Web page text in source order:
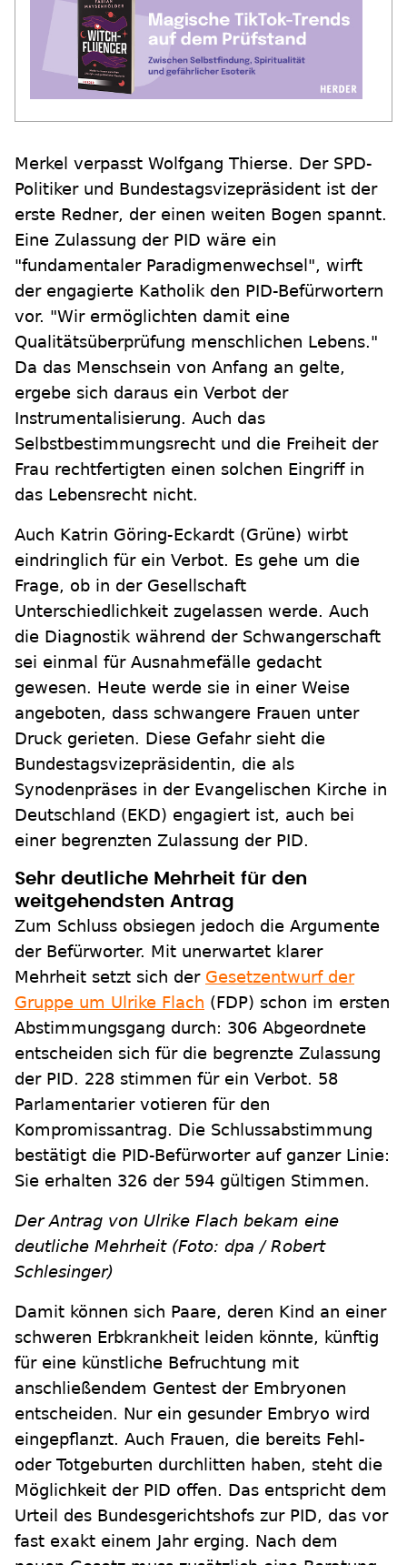
Merkel verpasst Wolfgang Thierse. Der SPD-
Politiker und Bundestagsvizepräsident ist der
erste Redner, der einen weiten Bogen spannt.
Eine Zulassung der PID wäre ein
"fundamentaler Paradigmenwechsel", wirft
der engagierte Katholik den PID-Befürwortern
vor. "Wir ermöglichten damit eine
Qualitätsüberprüfung menschlichen Lebens."
Da das Menschsein von Anfang an gelte,
ergebe sich daraus ein Verbot der
Instrumentalisierung. Auch das
Selbstbestimmungsrecht und die Freiheit der
Frau rechtfertigten einen solchen Eingriff in
das Lebensrecht nicht.
Auch Katrin Göring-Eckardt (Grüne) wirbt
eindringlich für ein Verbot. Es gehe um die
Frage, ob in der Gesellschaft
Unterschiedlichkeit zugelassen werde. Auch
die Diagnostik während der Schwangerschaft
sei einmal für Ausnahmefälle gedacht
gewesen. Heute werde sie in einer Weise
angeboten, dass schwangere Frauen unter
Druck gerieten. Diese Gefahr sieht die
Bundestagsvizepräsidentin, die als
Synodenpräses in der Evangelischen Kirche in
Deutschland (EKD) engagiert ist, auch bei
einer begrenzten Zulassung der PID.
Sehr deutliche Mehrheit für den
weitgehendsten Antrag
Zum Schluss obsiegen jedoch die Argumente
der Befürworter. Mit unerwartet klarer
Mehrheit setzt sich der Gesetzentwurf der
Gruppe um Ulrike Flach (FDP) schon im ersten
Abstimmungsgang durch: 306 Abgeordnete
entscheiden sich für die begrenzte Zulassung
der PID. 228 stimmen für ein Verbot. 58
Parlamentarier votieren für den
Kompromissantrag. Die Schlussabstimmung
bestätigt die PID-Befürworter auf ganzer Linie:
Sie erhalten 326 der 594 gültigen Stimmen.
Der Antrag von Ulrike Flach bekam eine
deutliche Mehrheit (Foto: dpa / Robert
Schlesinger)
Damit können sich Paare, deren Kind an einer
schweren Erbkrankheit leiden könnte, künftig
für eine künstliche Befruchtung mit
anschließendem Gentest der Embryonen
entscheiden. Nur ein gesunder Embryo wird
eingepflanzt. Auch Frauen, die bereits Fehl-
oder Totgeburten durchlitten haben, steht die
Möglichkeit der PID offen. Das entspricht dem
Urteil des Bundesgerichtshofs zur PID, das vor
fast exakt einem Jahr erging. Nach dem